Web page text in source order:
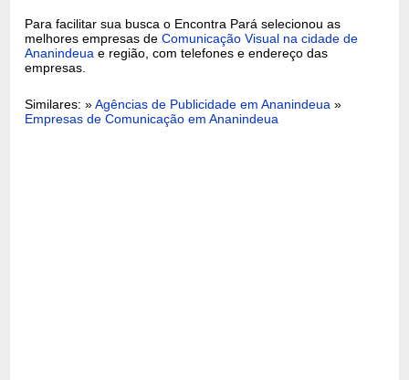
Para facilitar sua busca o Encontra Pará selecionou as
melhores empresas deComunicação Visual na cidade de
Ananindeua e região, com telefones e endereço das
empresas.
Similares: »Agências de Publicidade em Ananindeua »
Empresas de Comunicação em Ananindeua